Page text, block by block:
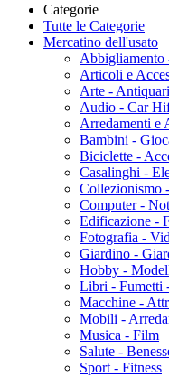
Categorie
Tutte le Categorie
Mercatino dell'usato
Abbigliamento
Articoli e
Arte -
Audio - Car
Arredamenti e
Bambini -
Biciclette -
Casalinghi -
Collezionismo
Computer -
Edificazione -
Fotografia -
Giardino -
Hobby -
Libri - Fumetti
Macchine -
Mobili -
Musica - Film
Salute -
Sport - Fitness